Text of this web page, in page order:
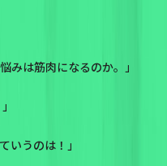
みは筋肉になるのか。」
いうのは！」